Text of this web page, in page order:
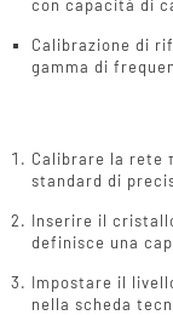
con capacità di
Calibrazione di
gamma di
Calibrare la rete
standard di
Inserire il
definisce una
Impostare il
nella scheda